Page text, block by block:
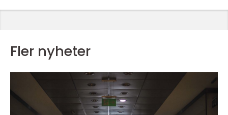
Fler nyheter